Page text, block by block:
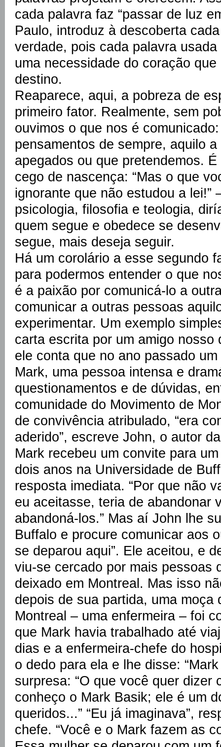
cada palavra faz “passar de luz
Paulo, introduz à descoberta
verdade, pois cada palavra
uma necessidade do coração
destino.
Reaparece, aqui, a pobreza de
primeiro fator. Realmente, sem
ouvimos o que nos é
pensamentos de sempre, aquilo
apegados ou que pretendemos.
cego de nascença: “Mas o que
ignorante que não estudou a lei!”
psicologia, filosofia e teologia,
quem segue e obedece se
segue, mais deseja seguir.
Há um corolário a esse segundo
para podermos entender o que
é a paixão por comunicá-lo a
comunicar a outras pessoas
experimentar. Um exemplo
carta escrita por um amigo
ele conta que no ano passado
Mark, uma pessoa intensa e
questionamentos e de dúvidas,
comunidade do Movimento de
de convivência atribulado, “era
aderido”, escreve John, o autor
Mark recebeu um convite para
dois anos na Universidade de
resposta imediata. “Por que não
eu aceitasse, teria de abandonar
abandoná-los.” Mas aí John lhe
Buffalo e procure comunicar aos
se deparou aqui”. Ele aceitou, e
viu-se cercado por mais pessoas
deixado em Montreal. Mas isso
depois de sua partida, uma moça
Montreal – uma enfermeira – foi
que Mark havia trabalhado até
dias e a enfermeira-chefe do
o dedo para ela e lhe disse:
surpresa: “O que você quer dizer
conheço o Mark Basik; ele é um
queridos...” “Eu já imaginava”,
chefe. “Você e o Mark fazem as